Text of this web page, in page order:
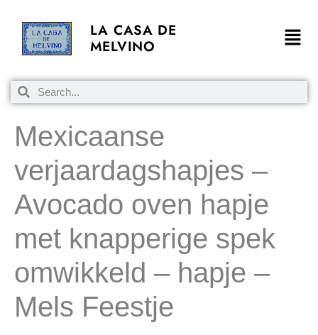
LA CASA DE
MELVINO
Mexicaanse
verjaardagshapjes –
Avocado oven hapje
met knapperige spek
omwikkeld – hapje –
Mels Feestje